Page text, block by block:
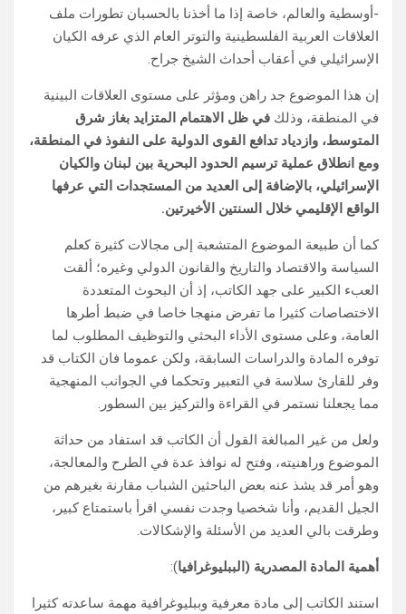
-أوسطية والعالم، خاصة إذا ما أخذنا بالحسبان تطورات ملف
العلاقات العربية الفلسطينية والتوتر العام الذي عرفه الكيان
الإسرائيلي في أعقاب أحداث الشيخ جراح.
إن هذا الموضوع جد راهن ومؤثر على مستوى العلاقات البينية
في المنطقة، وذلك في ظل الاهتمام المتزايد بغاز شرق
المتوسط، وازدياد تدافع القوى الدولية على النفوذ في المنطقة،
ومع انطلاق عملية ترسيم الحدود البحرية بين لبنان والكيان
الإسرائيلي، بالإضافة إلى العديد من المستجدات التي عرفها
الواقع الإقليمي خلال السنتين الأخيرتين.
كما أن طبيعة الموضوع المتشعبة إلى مجالات كثيرة كعلم
السياسة والاقتصاد والتاريخ والقانون الدولي وغيره؛ ألقت
العبء الكبير على جهد الكاتب، إذ أن البحوث المتعددة
الاختصاصات كثيرا ما تفرض منهجا خاصا في ضبط أطرها
العامة، وعلى مستوى الأداء البحثي والتوظيف المطلوب لما
توفره المادة والدراسات السابقة، ولكن عموما فان الكتاب قد
وفر للقارئ سلاسة في التعبير وتحكما في الجوانب المنهجية
مما يجعلنا نستمر في القراءة والتركيز بين السطور.
ولعل من غير المبالغة القول أن الكاتب قد استفاد من حداثة
الموضوع وراهنيته، وفتح له نوافذ عدة في الطرح والمعالجة،
وهو أمر قد يشذ عنه بعض الباحثين الشباب مقارنة بغيرهم من
الجيل القديم، وأنا شخصيا وجدت نفسي اقرأ باستمتاع كبير،
وطرقت بالي العديد من الأسئلة والإشكالات.
أهمية المادة المصدرية (الببليوغرافيا):
استند الكاتب إلى مادة معرفية وببليوغرافية مهمة ساعدته كثيرا